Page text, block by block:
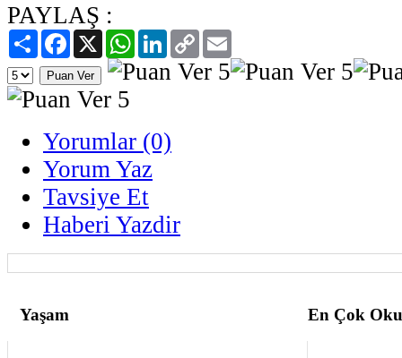
PAYLAŞ :
PaylaşFacebook
X WhatsAppLinkedIn
Copy
Link
Yorumlar (0)
Yorum Yaz
Tavsiye Et
Haberi Yazdir
Yaşam En Çok